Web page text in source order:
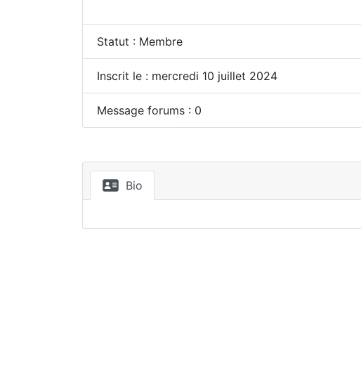
Statut : Membre
Inscrit le : mercredi 10 juillet 2024
Message forums : 0
Bio